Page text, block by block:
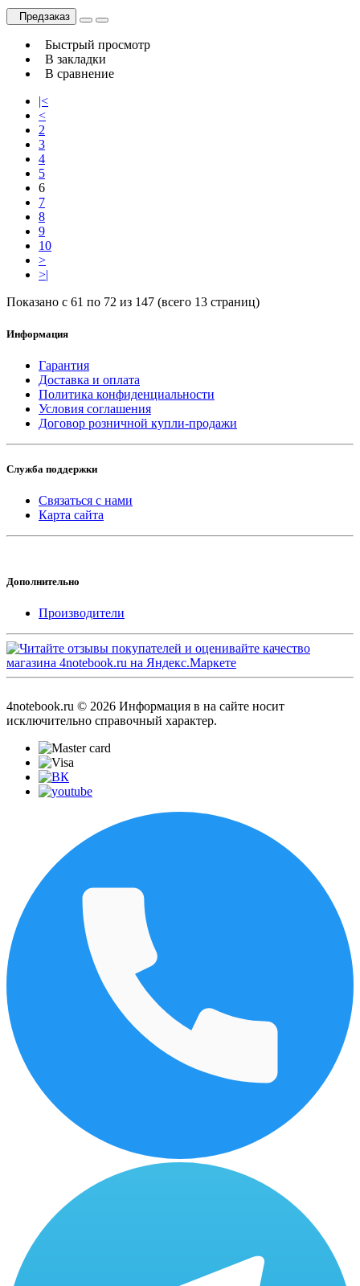
Предзаказ
Быстрый просмотр
В закладки
В сравнение
|<
<
2
3
4
5
6
7
8
9
10
>
>|
Показано с 61 по 72 из 147 (всего 13 страниц)
Информация
Гарантия
Доставка и оплата
Политика конфиденциальности
Условия соглашения
Договор розничной купли-продажи
Служба поддержки
Связаться с нами
Карта сайта
Дополнительно
Производители
4notebook.ru © 2026 Информация в на сайте носит
исключительно справочный характер.